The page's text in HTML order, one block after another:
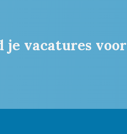
vacatures voor